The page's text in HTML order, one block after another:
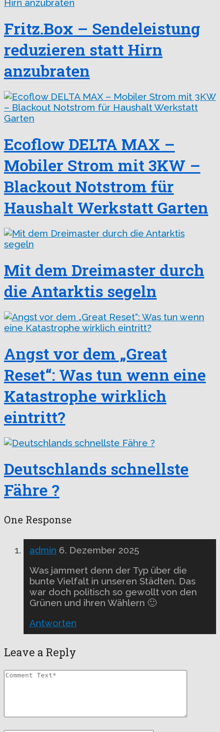
Fritz.Box – Sendeleistung
reduzieren statt Hirn
anzubraten
Ecoflow DELTA MAX –
Mobiler Strom mit 3KW –
Blackout Notstrom für
Haushalt Werkstatt Garten
Mit dem Dreimaster durch
die Antarktis segeln
Angst vor dem „Great
Reset“: Was tun wenn eine
Katastrophe wirklich
eintritt?
Deutschlands schnellste
Fähre ?
One Response
admin 6. Dezember 2025
Was jammert denn der Typ über die
bunte Vielfalt in unseren Städten. Das
war doch politisch so gewollt von den
Grünen und ihren Wählern 🙂
Antworten
Leave a Reply